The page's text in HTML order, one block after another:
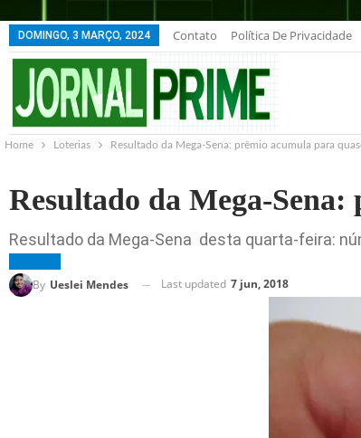
DOMINGO, 3 MARÇO, 2024 Contato Política De Privacidade
Home Loterias Resultado da Mega-Sena: prêmio acumula para
Resultado da Mega-
Resultado da Mega-Sena desta quarta-feira:
By Ueslei Mendes Last updated 7 jun, 2018